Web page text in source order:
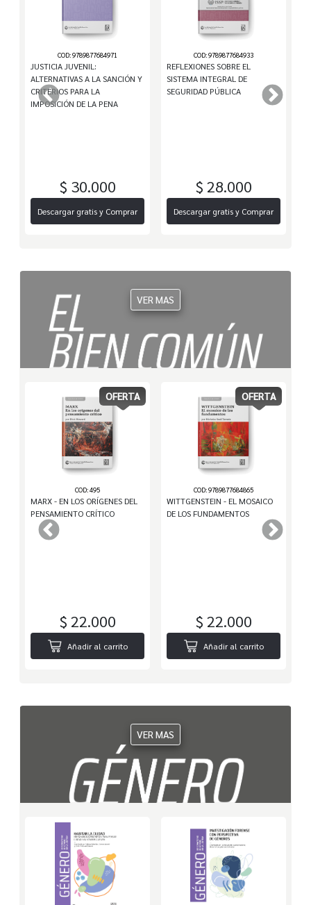
COD: 9789877684971
JUSTICIA JUVENIL:
ALTERNATIVAS A LA SANCIÓN Y
CRITERIOS PARA LA
IMPOSICIÓN DE LA PENA
$ 30.000
Descargar gratis y Comprar
COD: 9789877684933
REFLEXIONES SOBRE EL
SISTEMA INTEGRAL DE
SEGURIDAD PÚBLICA
$ 28.000
Descargar gratis y Comprar
VER MAS
OFERTA
COD: 495
MARX - EN LOS ORÍGENES DEL
PENSAMIENTO CRÍTICO
$ 22.000
Añadir al carrito
OFERTA
COD: 9789877684865
WITTGENSTEIN - EL MOSAICO
DE LOS FUNDAMENTOS
$ 22.000
Añadir al carrito
VER MAS